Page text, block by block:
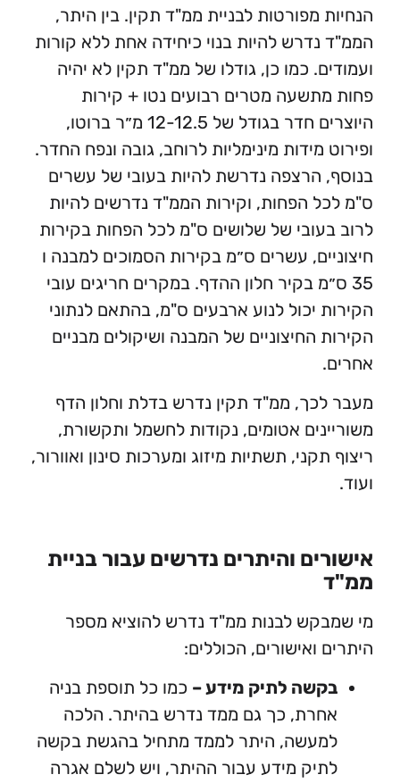
מפורטות לבניית ממ"ד תקין. בין היתר,
להיות בנוי כיחידה אחת ללא קורות
כמו כן, גודלו של ממ"ד תקין לא יהיה
מטרים רבועים נטו + קירות
היוצרים חדר בגודל של 12-12.5 מ״ר ברוטו,
מידות מינימליות לרוחב, גובה ונפח החדר.
הרצפה נדרשת להיות בעובי של עשרים
הפחות, וקירות הממ"ד נדרשים להיות
של שלושים ס"מ לכל הפחות בקירות
עשרים ס״מ בקירות הסמוכים למבנה ו
בקיר חלון ההדף. במקרים חריגים עובי
יכול לנוע ארבעים ס"מ, בהתאם לנתוני
החיצוניים של המבנה ושיקולים מבניים
ממ"ד תקין נדרש בדלת וחלון הדף
אטומים, נקודות לחשמל ותקשורת,
תשתיות מיזוג ומערכות סינון ואוורור,
והיתרים נדרשים עבור בניית
לבנות ממ"ד נדרש להוציא מספר
ואישורים, הכוללים:
לתיק מידע –כמו כל תוספת בניה
כך גם ממד נדרש בהיתר. הלכה
היתר לממד מתחיל בהגשת בקשה
מידע עבור ההיתר, ויש לשלם אגרה